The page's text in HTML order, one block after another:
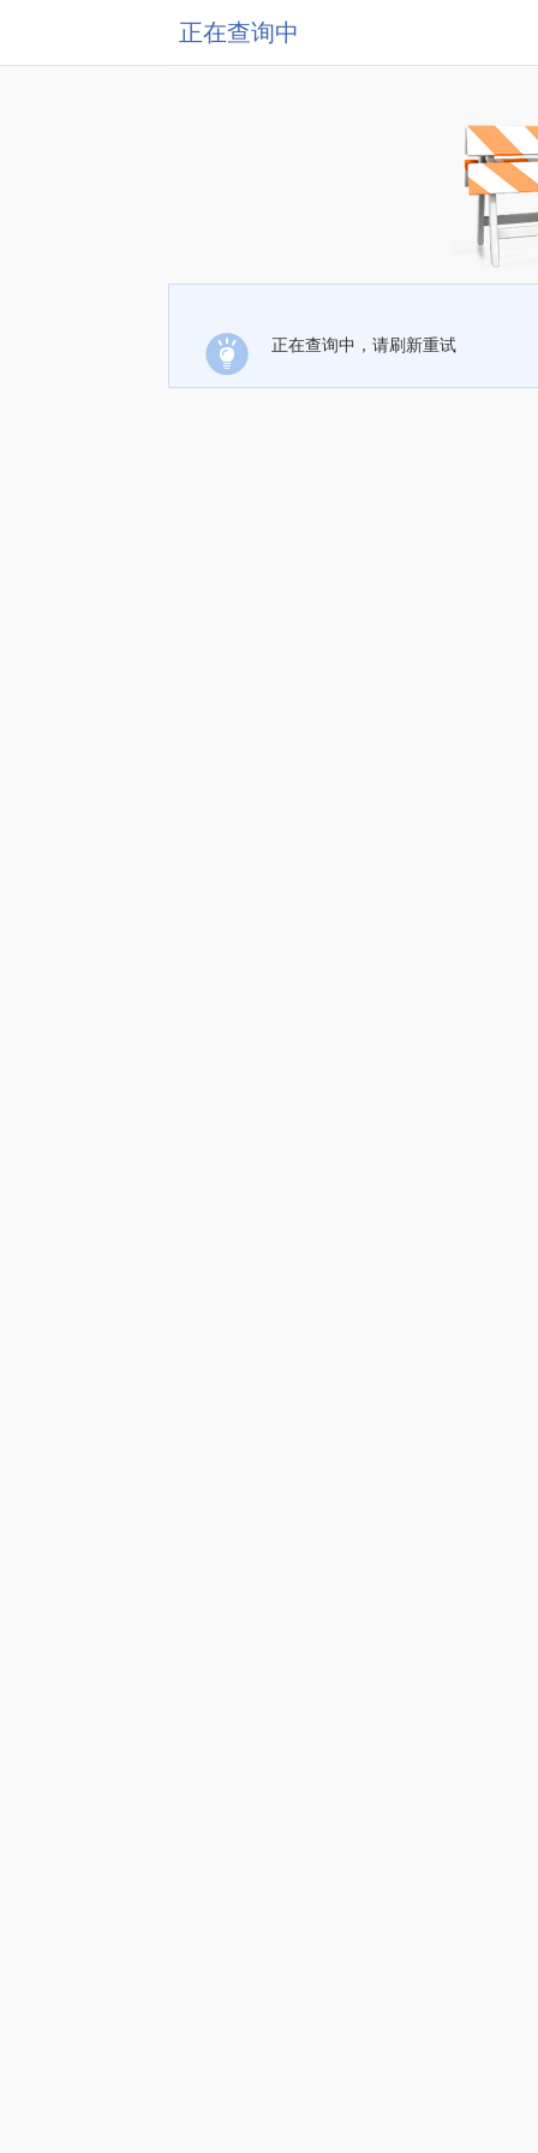
正在查询中
正在查询中，请刷新重试